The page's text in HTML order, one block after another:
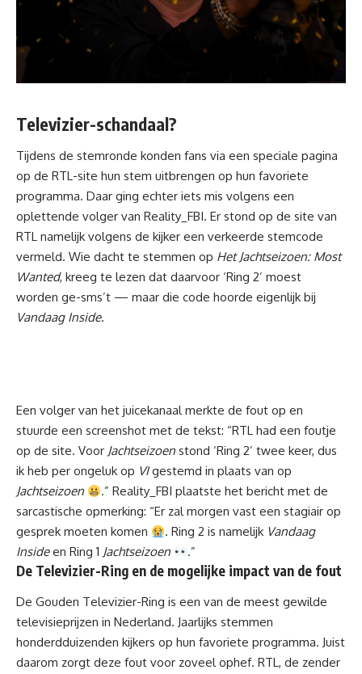
Televizier-schandaal?
Tijdens de stemronde konden fans via een speciale pagina
op de RTL-site hun stem uitbrengen op hun favoriete
programma. Daar ging echter iets mis volgens een
oplettende volger van Reality_FBI. Er stond op de site van
RTL namelijk volgens de kijker een verkeerde stemcode
vermeld. Wie dacht te stemmen op Het Jachtseizoen: Most
Wanted, kreeg te lezen dat daarvoor ‘Ring 2’ moest
worden ge-sms’t — maar die code hoorde eigenlijk bij
Vandaag Inside.
Een volger van het juicekanaal merkte de fout op en
stuurde een screenshot met de tekst: “RTL had een foutje
op de site. Voor Jachtseizoen stond ‘Ring 2’ twee keer, dus
ik heb per ongeluk op VIgestemd in plaats van op
Jachtseizoen
.” Reality_FBI plaatste het bericht met de
sarcastische opmerking: “Er zal morgen vast een stagiair op
gesprek moeten komen
. Ring 2 is namelijk Vandaag
Insideen Ring 1 Jachtseizoen .”
De Televizier-Ring en de mogelijke impact van de fout
De Gouden Televizier-Ring is een van de meest gewilde
televisieprijzen in Nederland. Jaarlijks stemmen
honderdduizenden kijkers op hun favoriete programma. Juist
daarom zorgt deze fout voor zoveel ophef. RTL, de zender